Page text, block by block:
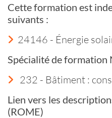
Cette formation est
suivants :
24146 - Énergie
Spécialité de formation
232 - Bâtiment :
Lien vers les
(ROME)